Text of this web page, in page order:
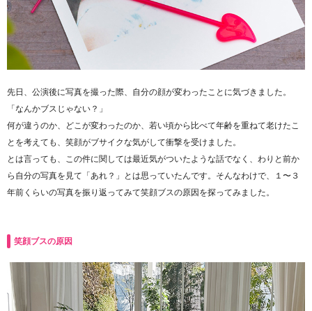
先日、公演後に写真を撮った際、自分の顔が変わったことに気づきました。
「なんかブスじゃない？」
何が違うのか、どこが変わったのか、若い頃から比べて年齢を重ねて老けたこ
とを考えても、笑顔がブサイクな気がして衝撃を受けました。
とは言っても、この件に関しては最近気がついたような話でなく、わりと前か
ら自分の写真を見て「あれ？」とは思っていたんです。そんなわけで、１〜３
年前くらいの写真を振り返ってみて笑顔ブスの原因を探ってみました。
笑顔ブスの原因